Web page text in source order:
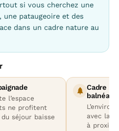
si vous cherchez une
une pataugeoire et des
dans un cadre nature au
l’espace
ne profitent
du séjour baisse
Cadre
balnéaire
avec la
à